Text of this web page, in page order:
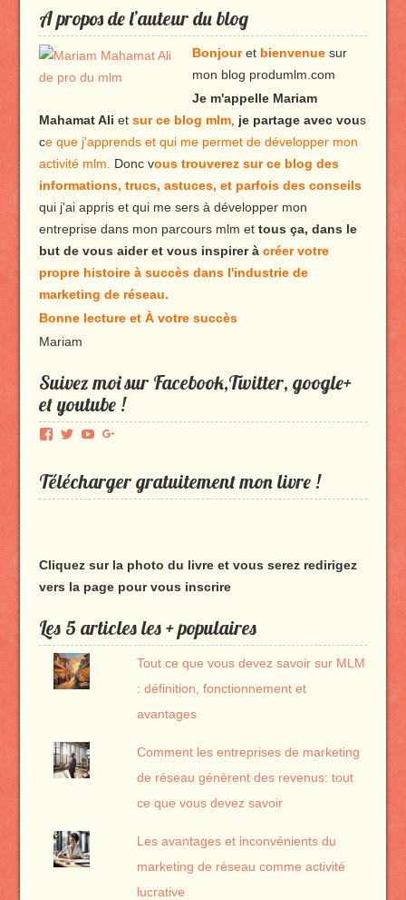
A propos de l’auteur du blog
Bonjouret bienvenuesur
mon blog produmlm.com
Je m'appelle Mariam
Mahamat Ali et sur ce blog mlm, je partage avec vous
ce que j'apprends et qui me permet de développer mon
activité mlm.
Donc vous trouverez sur ce blog des
informations, trucs, astuces, et parfois des conseils
qui j'ai appris et qui me sers à développer mon
entreprise dans mon parcours mlm ettous ça, dans le
but de vous aider et vous inspirer à créer votre
propre histoire à succès dans l'industrie de
marketing de réseau.
Bonne lecture et À votre succès
Mariam
Suivez moi sur Facebook,Twitter, google+
et youtube !
Voir
de
Produmlm
Voir
de
porodumlm
Voir
de
UC_2UgAmhWDuaRIDwEQiQ9iA
de
produmlm
Télécharger gratuitement mon livre !
Cliquez sur la photo du livre et vous serez redirigez
vers la page pour vous inscrire
Les 5 articles les + populaires
Tout ce que vous devez savoir sur MLM
: définition, fonctionnement et
avantages
Comment les entreprises de marketing
de réseau génèrent des revenus: tout
ce que vous devez savoir
Les avantages et inconvénients du
marketing de réseau comme activité
lucrative